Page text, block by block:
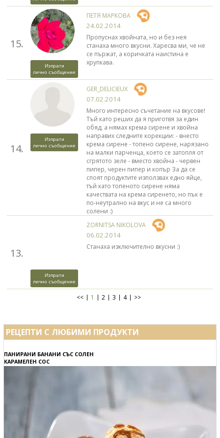
15.
Изпрати
лично съобщение
ПЕТЯ МАРКОВА
24.02.2014
Пропуснах хвойната, но и без нея
станаха много вкусни. Харесва ми, че не
се пържат, а коричката наистина е
хрупкава.
14.
Изпрати
лично съобщение
GER_DELICIEUX
07.02.2014
Много интересно съчетание на вкусове!
Тъй като реших да я приготвя за един
обяд, а нямах крема сирене и хвойна
направих следните корекции: - внесто
крема сирене - топено сирене, нарязано
на малки парченца, което се затопля от
сгрятото зеле - вместо хвойна - червен
пипер, черен пипер и копър За да се
споят продуктите използвах едно яйце,
тъй като топеното сирене няма
качествата на крема сиренето, но пък е
по-неутрално на вкус и не са много
солени :)
13.
Изпрати
лично съобщение
ZORNITSA NIKOLOVA
06.02.2014
Станаха изключително вкусни :)
<< 1 2 3 4 >>
РЕЦЕПТИ С ЛЮБИМИ ПРОДУКТИ
ПАНИРАНИ БАНАНИ СЪС СОЛЕН
КАРАМЕЛЕН СОС